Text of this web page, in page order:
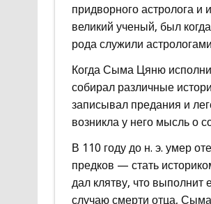
придворного астролога и
великий ученый, был
рода служили
Когда Сыма Цяню
собирал различные
записывал предания и
возникла у него мысль о
В 110 году до н. э. умер
предков — стать
дал клятву, что выполнит
случаю смерти отца,